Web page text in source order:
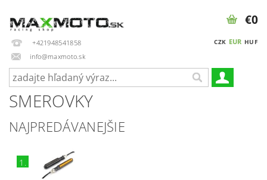
+421948541858
info@maxmoto.sk
CZK EUR HUF
€0
SMEROVKY
NAJPREDÁVANEJŠIE
1.